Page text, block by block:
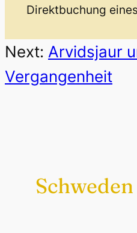
Direktbuchung
Next: Arvidsjaur
Vergangenheit